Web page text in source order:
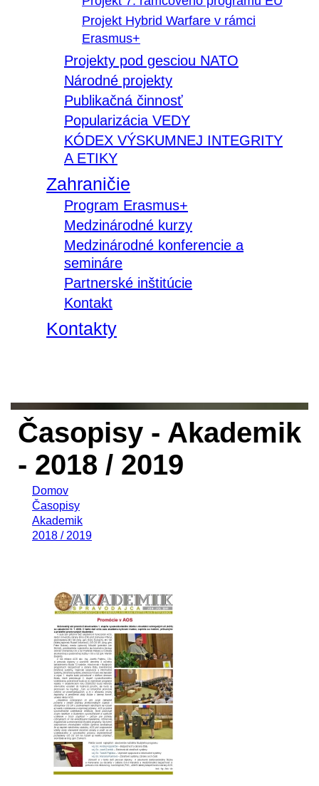
Projekt Hybrid Warfare v rámci
Erasmus+
Projekty pod gesciou NATO
Národné projekty
Publikačná činnosť
Popularizácia VEDY
KÓDEX VÝSKUMNEJ INTEGRITY
A ETIKY
Zahraničie
Program Erasmus+
Medzinárodné kurzy
Medzinárodné konferencie a
semináre
Partnerské inštitúcie
Kontakt
Kontakty
Časopisy - Akademik
- 2018 / 2019
Domov
Časopisy
Akademik
2018 / 2019